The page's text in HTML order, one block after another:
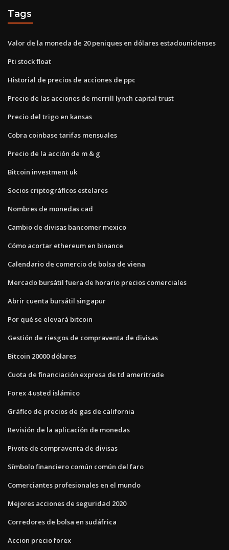
Tags
Valor de la moneda de 20 peniques en dólares estadounidenses
Pti stock float
Historial de precios de acciones de ppc
Precio de las acciones de merrill lynch capital trust
Precio del trigo en kansas
Cobra coinbase tarifas mensuales
Precio de la acción de m & g
Bitcoin investment uk
Socios criptográficos estelares
Nombres de monedas cad
Cambio de divisas bancomer mexico
Cómo acortar ethereum en binance
Calendario de comercio de bolsa de viena
Mercado bursátil fuera de horario precios comerciales
Abrir cuenta bursátil singapur
Por qué se elevará bitcoin
Gestión de riesgos de compraventa de divisas
Bitcoin 20000 dólares
Cuota de financiación expresa de td ameritrade
Forex 4 usted islámico
Gráfico de precios de gas de california
Revisión de la aplicación de monedas
Pivote de compraventa de divisas
Símbolo financiero común común del faro
Comerciantes profesionales en el mundo
Mejores acciones de seguridad 2020
Corredores de bolsa en sudáfrica
Accion precio forex